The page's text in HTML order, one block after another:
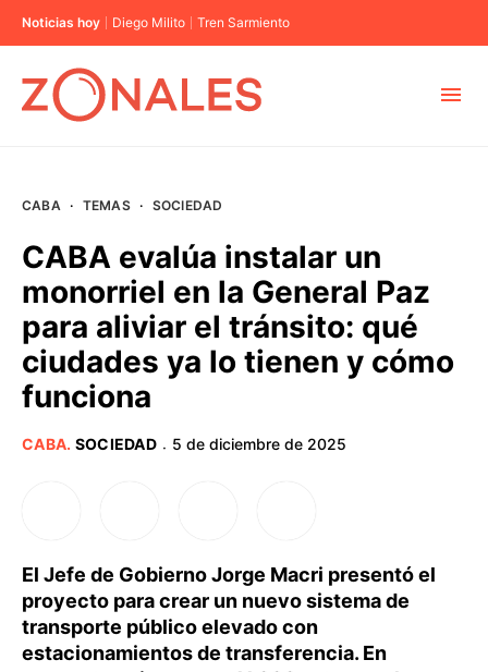
Noticias hoy Diego Milito Tren Sarmiento
BUENOS AIRES
PROVINCIAS
CABA · TEMAS · SOCIEDAD
CABA evalúa instalar un
monorriel en la General Paz
para aliviar el tránsito: qué
ciudades ya lo tienen y cómo
funciona
CABA. SOCIEDAD · 5 de diciembre de 2025
El Jefe de Gobierno Jorge Macri presentó el
proyecto para crear un nuevo sistema de
transporte público elevado con
estacionamientos de transferencia. En